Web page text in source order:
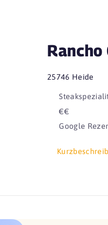
Rancho
25746 Heide
€€
Google